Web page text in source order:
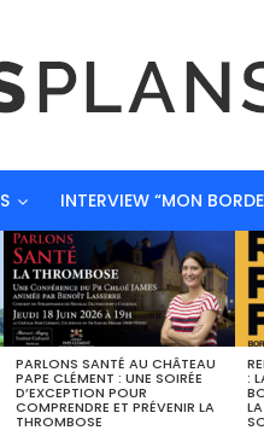
INTERVIEW “MON
PARLONS SANTÉ AU CHÂTEAU
PAPE CLÉMENT : UNE SOIRÉE
D’EXCEPTION POUR
COMPRENDRE ET PRÉVENIR LA
THROMBOSE
: